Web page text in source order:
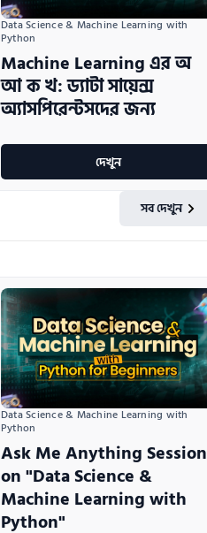
Data Science & Machine Learning with
Python
Machine Learning এর অ
আ ক খ: ড্যাটা সায়েন্স
অ্যাসপিরেন্টসদের জন্য
দেখুন
সব দেখুন
Data Science & Machine Learning with
Python
Ask Me Anything Session
on "Data Science &
Machine Learning with
Python"